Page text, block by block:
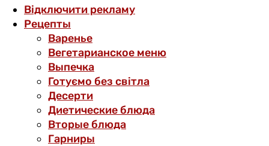
Відключити рекламу
Рецепты
Варенье
Вегетарианское меню
Выпечка
Готуємо без світла
Десерти
Диетические блюда
Вторые блюда
Гарниры